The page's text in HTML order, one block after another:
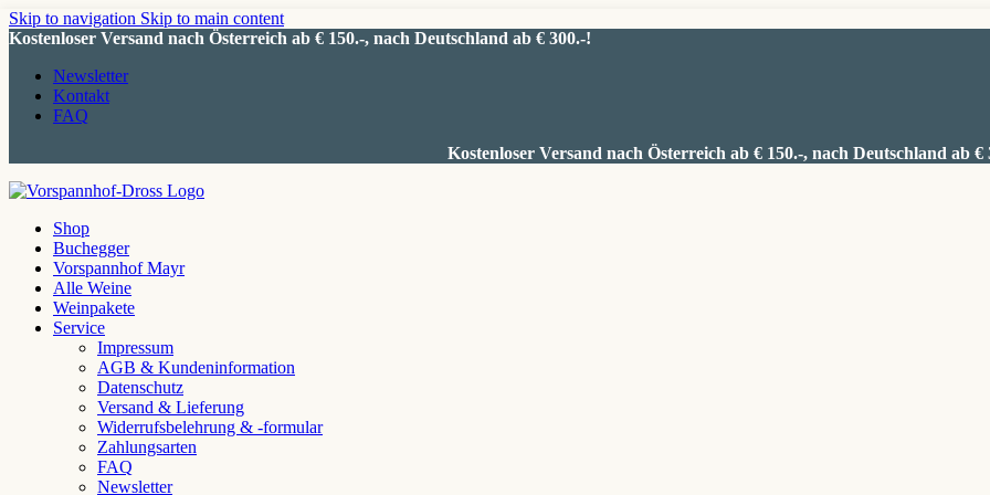
Skip to navigation Skip to main content
Kostenloser Versand nach Österreich ab € 150.-, nach Deutschland ab € 300.-!
Newsletter
Kontakt
FAQ
Kostenloser Versand nach Österreich ab € 150.-, nach Deutschland ab €
Shop
Buchegger
Vorspannhof Mayr
Alle Weine
Weinpakete
Service
Impressum
AGB & Kundeninformation
Datenschutz
Versand & Lieferung
Widerrufsbelehrung & -formular
Zahlungsarten
FAQ
Newsletter